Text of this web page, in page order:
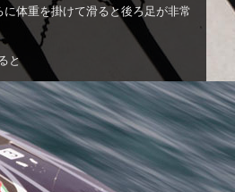
体重を掛けて滑ると後ろ足が非常
と